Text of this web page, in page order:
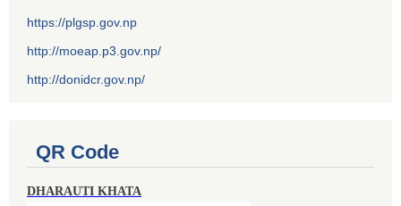
https://plgsp.gov.np
http://moeap.p3.gov.np/
http://donidcr.gov.np/
QR Code
DHARAUTI KHATA